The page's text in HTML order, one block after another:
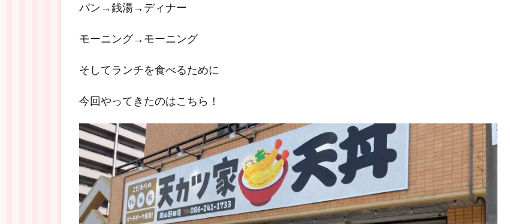
パン→銭湯→ディナー
モーニング→モーニング
そしてランチを食べるために
今回やってきたのはこちら！